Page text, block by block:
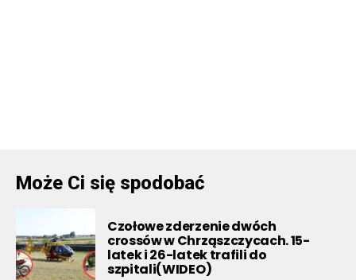
Może Ci się spodobać
Czołowe zderzenie dwóch
crossów w Chrząszczycach. 15-
latek i 26-latek trafili do
szpitali(WIDEO)